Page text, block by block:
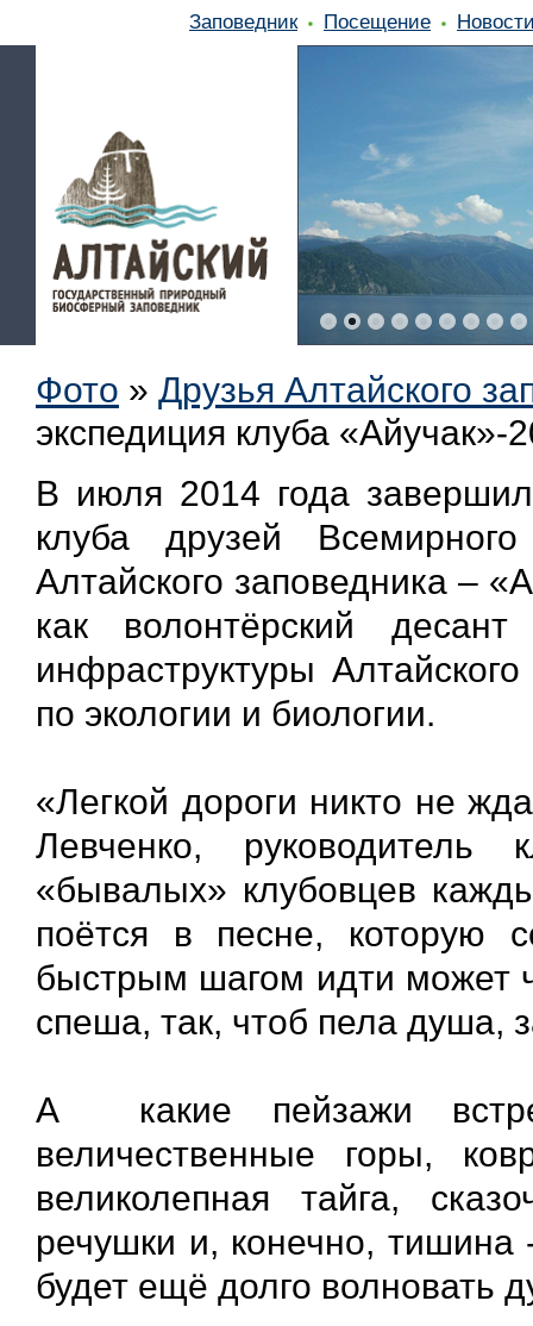
Заповедник Посещение
Фото » Друзья Алтайского
экспедиция клуба «Айучак»-
В июля 2014 года
клуба друзей
Алтайского заповедника –
как волонтёрский
инфраструктуры
по экологии и биологии.
«Легкой дороги никто не
Левченко,
«бывалых» клубовцев
поётся в песне, которую
быстрым шагом идти может
спеша, так, чтоб пела душа,
А какие пейзажи
величественные горы,
великолепная тайга,
речушки и, конечно, тишина
будет ещё долго волновать